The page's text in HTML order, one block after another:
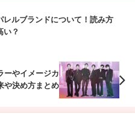
す。
いいですね！
ション」全2種 直径42㎝
レルブランドについて！読み方
い？
ーやイメージカ
や決め方まとめ